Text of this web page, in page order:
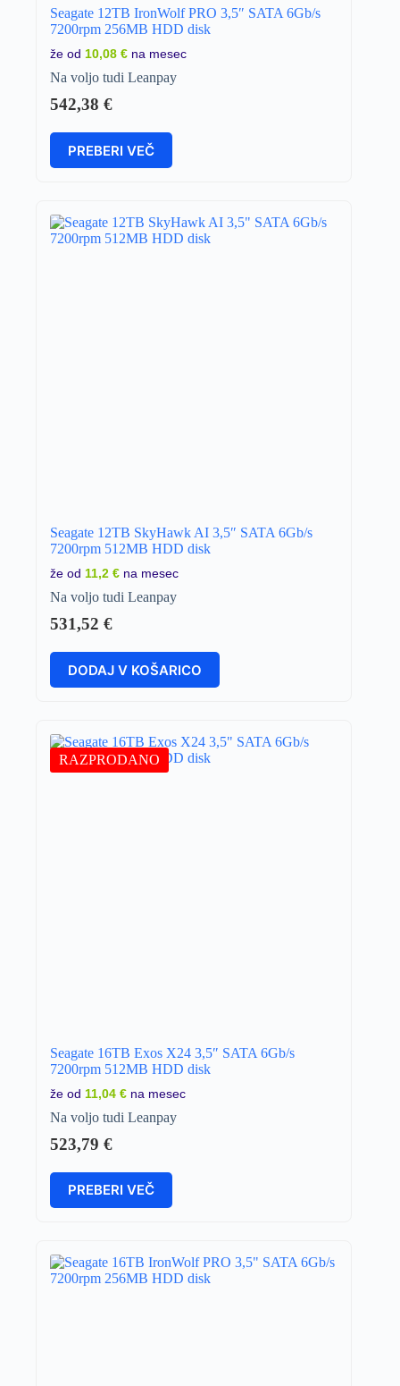
Seagate 12TB IronWolf PRO 3,5″ SATA 6Gb/s
7200rpm 256MB HDD disk
že od 10,08 € na mesec
Na voljo tudi Leanpay
542,38 €
PREBERI VEČ
Seagate 12TB SkyHawk AI 3,5″ SATA 6Gb/s
7200rpm 512MB HDD disk
že od 11,2 € na mesec
Na voljo tudi Leanpay
531,52 €
DODAJ V KOŠARICO
RAZPRODANO
Seagate 16TB Exos X24 3,5″ SATA 6Gb/s
7200rpm 512MB HDD disk
že od 11,04 € na mesec
Na voljo tudi Leanpay
523,79 €
PREBERI VEČ